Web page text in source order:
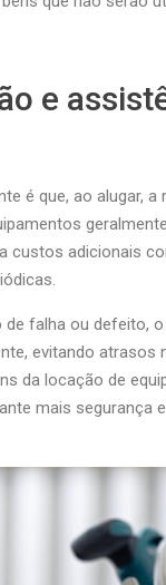
e
é que, ao alugar, a
custos adicionais
falha ou defeito,
evitando atrasos
da locação de
mais segurança